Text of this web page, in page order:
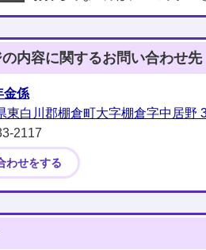
内容に関するお問い合わせ先
金係
東白川郡棚倉町大字棚倉字中居野
わせをする